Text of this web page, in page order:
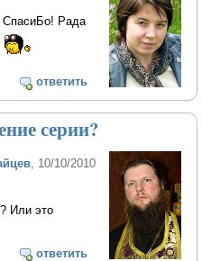
СпасиБо! Рада
ответить
серии?
, 10/10/2010
Или это
ответить